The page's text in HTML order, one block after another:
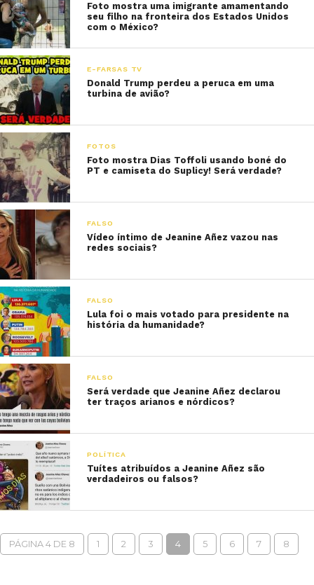
Foto mostra uma imigrante amamentando
seu filho na fronteira dos Estados Unidos
com o México?
E-FARSAS TV
Donald Trump perdeu a peruca em uma
turbina de avião?
FOTOS
Foto mostra Dias Toffoli usando boné do
PT e camiseta do Suplicy! Será verdade?
FALSO
Vídeo íntimo de Jeanine Añez vazou nas
redes sociais?
FALSO
Lula foi o mais votado para presidente na
história da humanidade?
FALSO
Será verdade que Jeanine Añez declarou
ter traços arianos e nórdicos?
POLÍTICA
Tuítes atribuídos a Jeanine Añez são
verdadeiros ou falsos?
PÁGINA 4 DE 8 1 2 3 4 5 6 7 8